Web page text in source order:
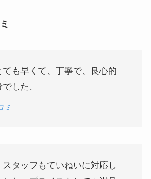
ても早くて、丁寧で、良心的
した。
ミ
スタッフもていねいに対応し